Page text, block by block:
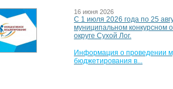
16 июня 2026
С 1 июля 2026 года по 25
муниципальном конкурсном
округе Сухой Лог.
Информация о проведении
бюджетирования в...